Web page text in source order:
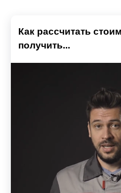
Как рассчитать
получить...